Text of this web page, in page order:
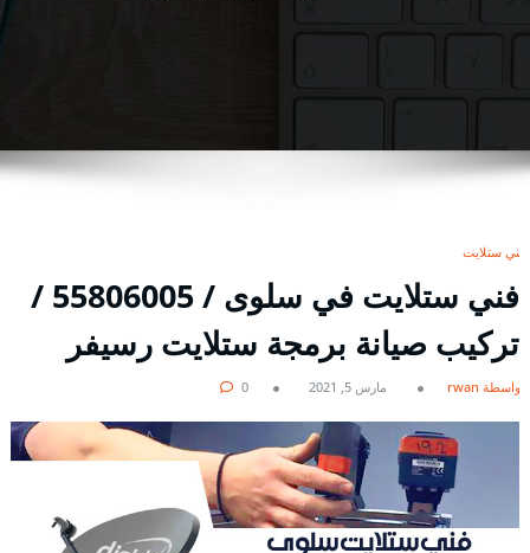
فني ستلايت
فني ستلايت في سلوى / 55806005 /
تركيب صيانة برمجة ستلايت رسيفر
بواسطة rwan مارس 5, 2021 0